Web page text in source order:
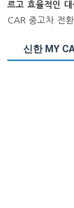
르고 효율적인
CAR 중고차 전
신한 MY